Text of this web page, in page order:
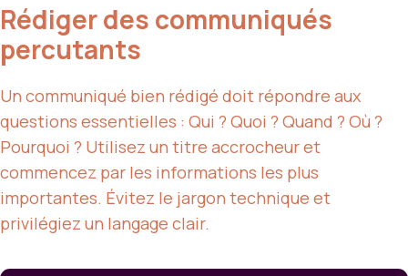
Rédiger des communiqués
percutants
Un communiqué bien rédigé doit répondre aux
questions essentielles : Qui ? Quoi ? Quand ? Où ?
Pourquoi ? Utilisez un titre accrocheur et
commencez par les informations les plus
importantes. Évitez le jargon technique et
privilégiez un langage clair.